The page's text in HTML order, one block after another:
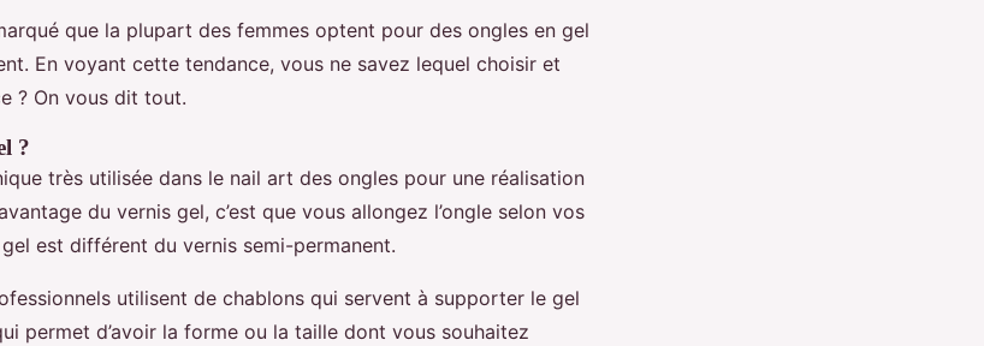
que la plupart des femmes optent pour des ongles en gel
En voyant cette tendance, vous ne savez lequel choisir et
? On vous dit tout.
?
très utilisée dans le nail art des ongles pour une réalisation
du vernis gel, c’est que vous allongez l’ongle selon vos
est différent du vernis semi-permanent.
utilisent de chablons qui servent à supporter le gel
permet d’avoir la forme ou la taille dont vous souhaitez